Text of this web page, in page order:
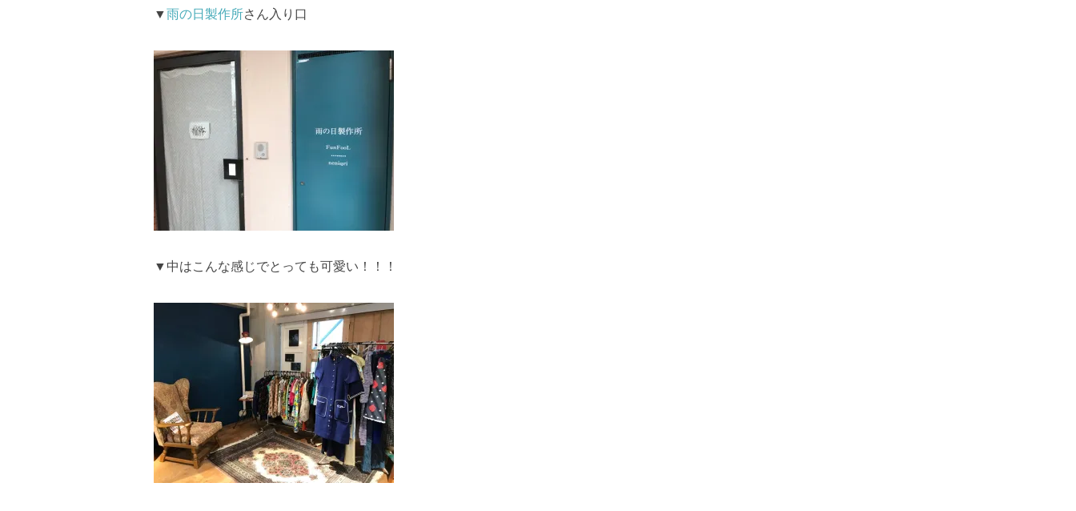
▼雨の日製作所さん入り口
▼中はこんな感じでとっても可愛い！！！